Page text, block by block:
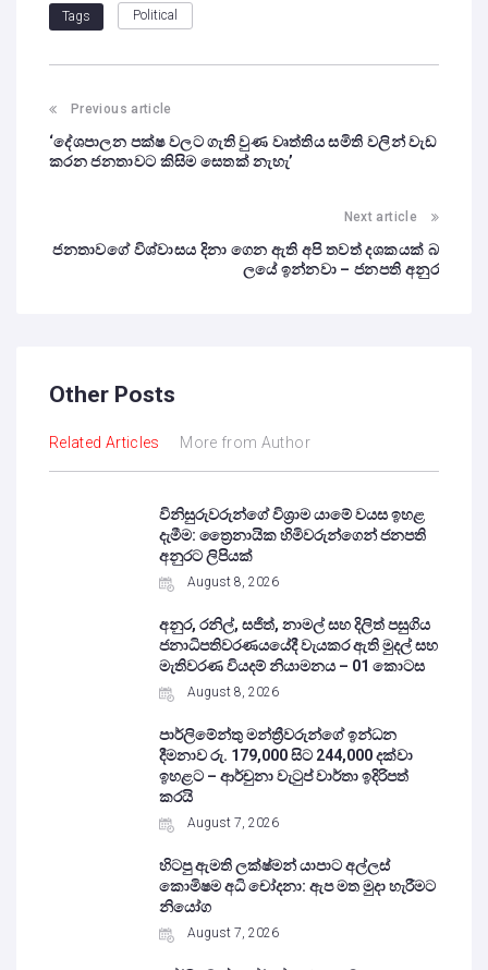
Tags Political
Previous article
‘දේශපාලන පක්ෂ වලට ගැති වුණ වෘත්තිය සමිති වලින් වැඩ
කරන ජනතාවට කිසිම සෙතක් නැහැ’
Next article
ජනතාවගේ විශ්වාසය දිනා ගෙන ඇති අපි තවත් දශකයක් බ
ලයේ ඉන්නවා – ජනපති අනුර
Other Posts
Related Articles More from Author
විනිසුරුවරුන්ගේ විශ්‍රාම යාමේ වයස ඉහළ
දැමීම: ත්‍රෛනායික හිමිවරුන්ගෙන් ජනපති
අනුරට ලිපියක්
August 8, 2026
අනුර, රනිල්, සජිත්, නාමල් සහ දිලිත් පසුගිය
ජනාධිපතිවරණයයේදී වැයකර ඇති මුදල් සහ
මැතිවරණ වියදම් නියාමනය – 01 කොටස
August 8, 2026
පාර්ලිමේන්තු මන්ත්‍රීවරුන්ගේ ඉන්ධන
දීමනාව රු. 179,000 සිට 244,000 දක්වා
ඉහළට – ආර්චුනා වැටුප් වාර්තා ඉදිරිපත්
කරයි
August 7, 2026
හිටපු ඇමති ලක්ෂ්මන් යාපාට අල්ලස්
කොමිෂම අධි චෝදනා: ඇප මත මුදා හැරීමට
නියෝග
August 7, 2026